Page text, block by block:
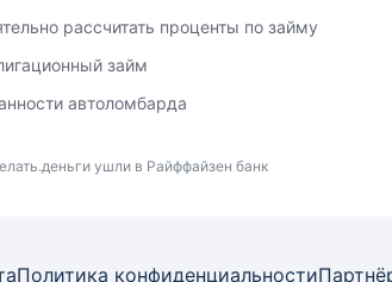
рассчитать проценты по займу
займ
автоломбарда
ушли в Райффайзен банк
Политика конфиденциальности